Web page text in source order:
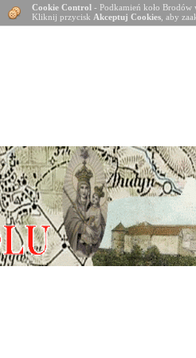
Cookie Control - Podkamień koło
Kliknij przycisk Akceptuj Cookies , aby